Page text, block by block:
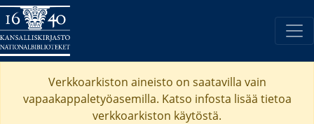
Verkkoarkiston aineisto on saatavilla vain
vapaakappaletyöasemilla. Katso infosta lisää tietoa
verkkoarkiston käytöstä.